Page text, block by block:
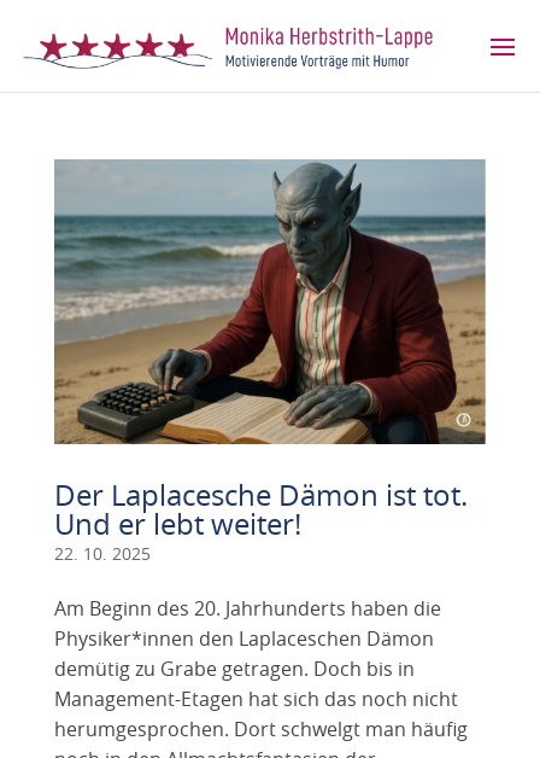
Der Laplacesche Dämon ist tot.
Und er lebt weiter!
22. 10. 2025
Am Beginn des 20. Jahrhunderts haben die
Physiker*innen den Laplaceschen Dämon
demütig zu Grabe getragen. Doch bis in
Management-Etagen hat sich das noch nicht
herumgesprochen. Dort schwelgt man häufig